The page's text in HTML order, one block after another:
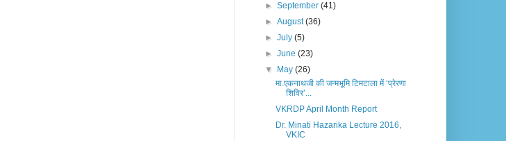
►September(41)
►August(36)
►July(5)
►June(23)
▼
May(26)
मा.एकनाथजी की जन्मभूमि टिमटाला में ‘प्रेरणा
शिविर’...
VKRDP April Month Report
Dr. Minati Hazarika Lecture 2016,
VKIC